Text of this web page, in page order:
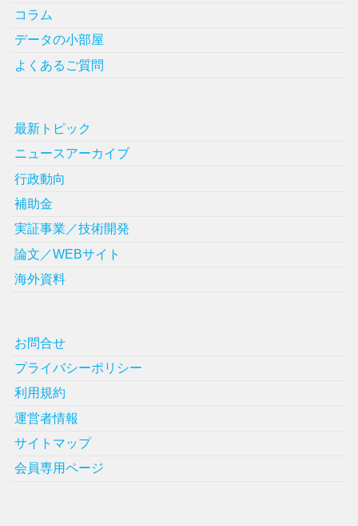
コラム
データの小部屋
よくあるご質問
最新トピック
ニュースアーカイブ
行政動向
補助金
実証事業／技術開発
論文／WEBサイト
海外資料
お問合せ
プライバシーポリシー
利用規約
運営者情報
サイトマップ
会員専用ページ